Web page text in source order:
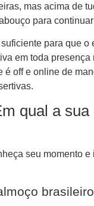
mas acima de
para
para que o
em toda presença
off e online de
qual a
seu momento e